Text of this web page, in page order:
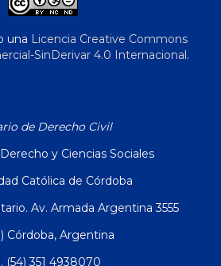
una Licencia Creative Commons
SinDerivar 4.0 Internacional .
de Derecho Civil
y Ciencias Sociales
Católica de Córdoba
Av. Armada Argentina 3555
Córdoba, Argentina
(54) 351 4938070